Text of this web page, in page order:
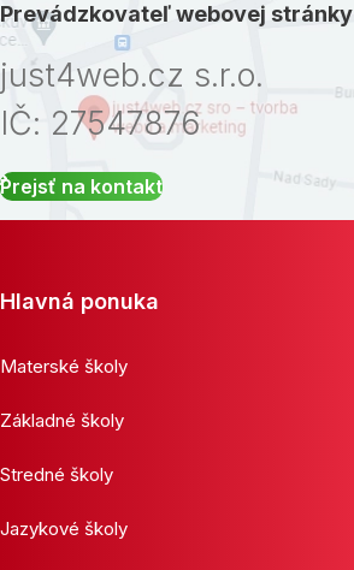
Prevádzkovateľ webovej stránky
just4web.cz s.r.o.
IČ: 27547876
Prejsť na kontakt
Hlavná ponuka
Materské školy
Základné školy
Stredné školy
Jazykové školy